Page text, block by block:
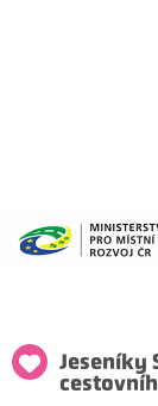
Jeseníky